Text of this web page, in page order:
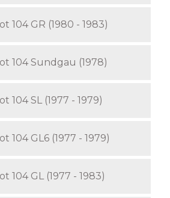
104 GR (1980 - 1983)
104 Sundgau (1978)
104 SL (1977 - 1979)
104 GL6 (1977 - 1979)
104 GL (1977 - 1983)